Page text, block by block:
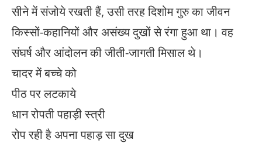
सीने में संजोये रखती हैं, उसी तरह दिशोम गुरु का जीवन
किस्सों-कहानियों और असंख्य दुखों से रंगा हुआ था। वह
संघर्ष और आंदोलन की जीती-जागती मिसाल थे।
चादर में बच्चे को
पीठ पर लटकाये
धान रोपती पहाड़ी स्त्री
रोप रही है अपना पहाड़ सा दुख